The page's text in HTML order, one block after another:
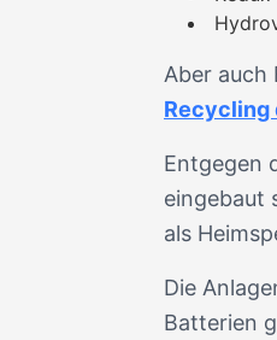
Aber auch
Recycling
Entgegen
eingebaut
als
Die
Batterien